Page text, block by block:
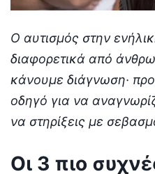
Ο αυτισμός στην
διαφορετικά από
κάνουμε διάγνωση·
οδηγό για να
να στηρίξεις με
Οι 3 πιο